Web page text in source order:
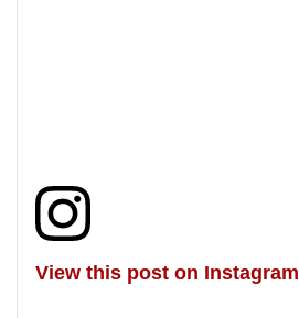
View this post on Instagram